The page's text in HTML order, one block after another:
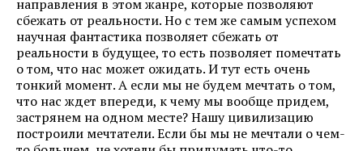
направления в этом жанре, которые позволяют
сбежать от реальности. Но с тем же самым успехом
научная фантастика позволяет сбежать от
реальности в будущее, то есть позволяет помечтать
о том, что нас может ожидать. И тут есть очень
тонкий момент. А если мы не будем мечтать о том,
что нас ждет впереди, к чему мы вообще придем,
застрянем на одном месте? Нашу цивилизацию
построили мечтатели. Если бы мы не мечтали о чем-